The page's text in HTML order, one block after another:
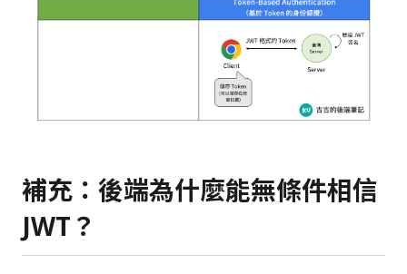
補充：後端為什麼能無條件相信
JWT？